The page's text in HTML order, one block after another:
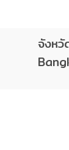
จังหวั